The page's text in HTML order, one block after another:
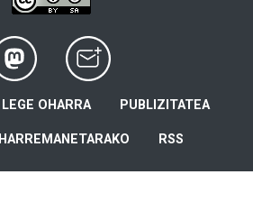
LEGE OHARRA PUBLIZITATEA
HARREMANETARAKO RSS